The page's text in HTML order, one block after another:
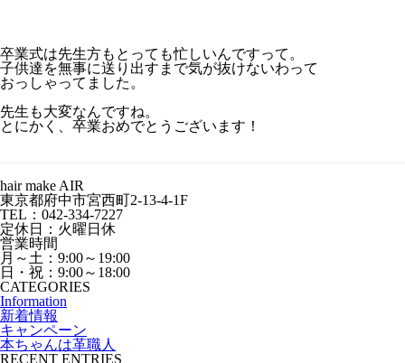
卒業式は先生方もとっても忙しいんですって。
子供達を無事に送り出すまで気が抜けないわって
おっしゃってました。
先生も大変なんですね。
とにかく、卒業おめでとうございます！
hair make AIR
東京都府中市宮西町2-13-4-1F
TEL：042-334-7227
定休日：火曜日休
営業時間
月～土：9:00～19:00
日・祝：9:00～18:00
CATEGORIES
Information
新着情報
キャンペーン
本ちゃんは革職人
RECENT ENTRIES